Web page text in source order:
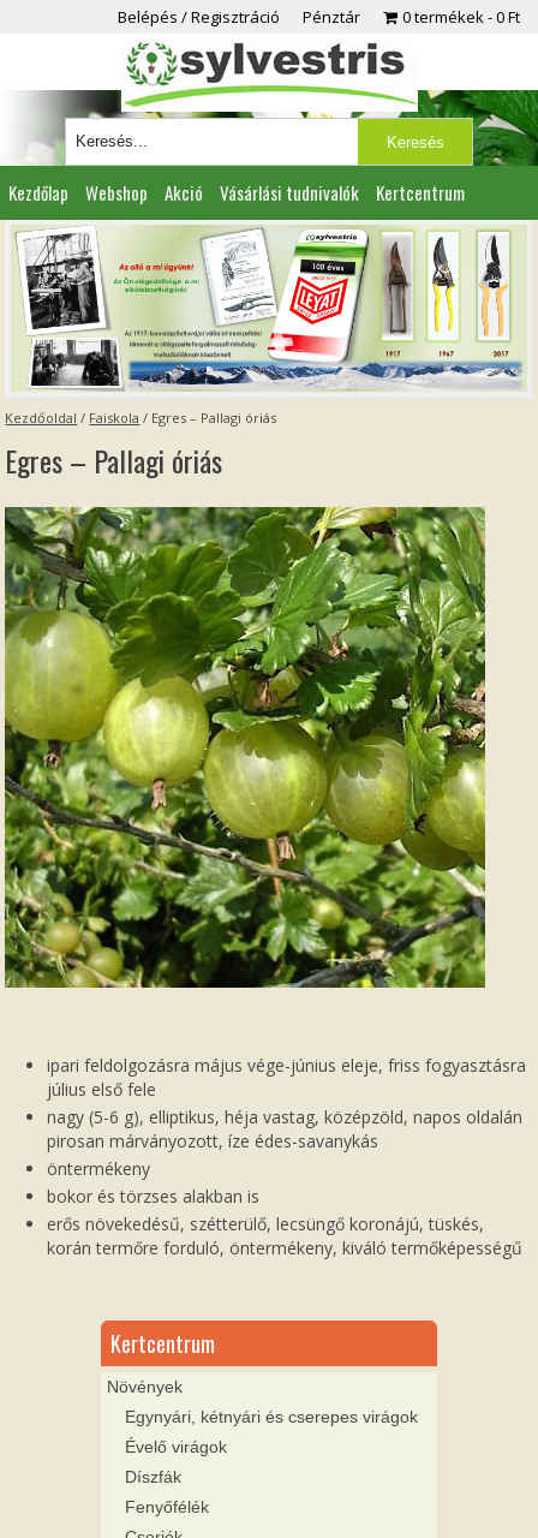
Belépés / Regisztráció Pénztár 0 termékek 0 Ft
Kezdőlap Webshop Akció Vásárlási tudnivalók Kertcentrum
Viszonteladóknak Partnereink Kapcsolat
Kezdőoldal / Faiskola / Egres – Pallagi óriás
Egres – Pallagi óriás
ipari feldolgozásra május vége-június eleje, friss fogyasztásra
július első fele
nagy (5-6 g), elliptikus, héja vastag, középzöld, napos oldalán
pirosan márványozott, íze édes-savanykás
öntermékeny
bokor és törzses alakban is
erős növekedésű, szétterülő, lecsüngő koronájú, tüskés,
korán termőre forduló, öntermékeny, kiváló termőképességű
Kertcentrum
Növények
Egynyári, kétnyári és cserepes virágok
Évelő virágok
Díszfák
Fenyőfélék